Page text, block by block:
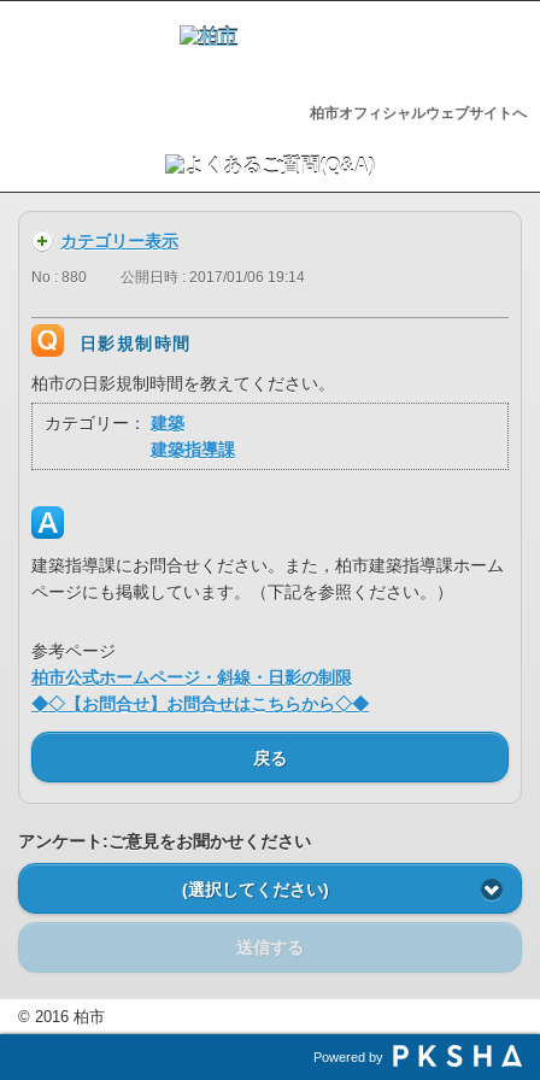
柏市オフィシャルウェブサイトへ
カテゴリー表示
No : 880 公開日時 : 2017/01/06 19:14
日影規制時間
柏市の日影規制時間を教えてください。
カテゴリー：
建築
建築指導課
建築指導課にお問合せください。また，柏市建築指導課ホーム
ページにも掲載しています。（下記を参照ください。）
参考ページ
柏市公式ホームページ・斜線・日影の制限
◆◇【お問合せ】お問合せはこちらから◇◆
戻る
アンケート:ご意見をお聞かせください
(選択してください)
送信する
© 2016 柏市
Powered by